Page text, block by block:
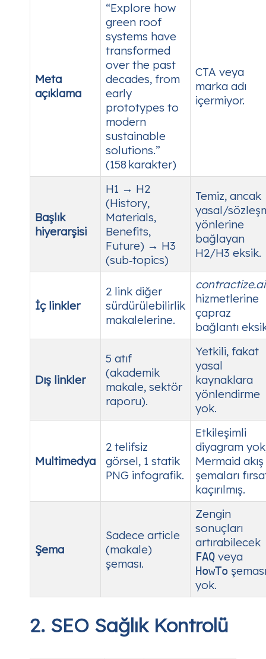
Meta
açıklama
“Explore how
green roof
systems have
transformed
over the past
decades, from
early
prototypes to
modern
sustainable
solutions.”
(158 karakter)
CTA veya
marka adı
içermiyor.
Başlık
hiyerarşisi
H1 → H2
(History,
Materials,
Benefits,
Future) → H3
(sub‑topics)
Temiz, ancak
yasal/
yönlerine
bağlayan
H2/H3 eksik.
İç linkler
2 link diğer
sürdürülebilirlik
makalelerine.
contractize.ai
hizmetlerine
çapraz
bağlantı
Dış linkler
5 atıf
(akademik
makale, sektör
raporu).
Yetkili, fakat
yasal
kaynaklara
yönlendirme
yok.
Multimedya
2 telifsiz
görsel, 1 statik
PNG infografik.
Etkileşimli
diyagram
Mermaid akış
şemaları
kaçırılmış.
Şema
Sadece article
(makale)
şeması.
Zengin
sonuçları
artırabilecek
FAQ veya
HowTo şeması
yok.
2. SEO Sağlık Kontrolü